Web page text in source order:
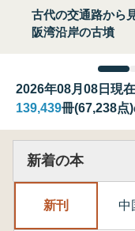
古代の交通路から
阪湾沿岸の古墳
2026年08月08日現在
139,439冊(67,238点
新着の本
新刊 中